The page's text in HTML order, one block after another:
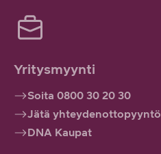
Yritysmyynti
Soita 0800 30 20 30
Jätä yhteydenottopyyntö
DNA Kaupat